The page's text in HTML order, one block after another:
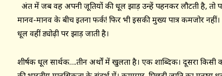
अंत में जब वह अपनी जूतियों की धूल झाड़ उन्हें पहनकर लौटती है, तो
मानव-मानव के बीच इतना फर्क! फिर भी इसकी मुख्य पात्र कमजोर
धूल वहीं ड्योढ़ी पर झाड़ जाती है।
शीर्षक धूल सार्थक….तीन अर्थों में खुलता है। एक शाब्दिक। दूसरा किसी